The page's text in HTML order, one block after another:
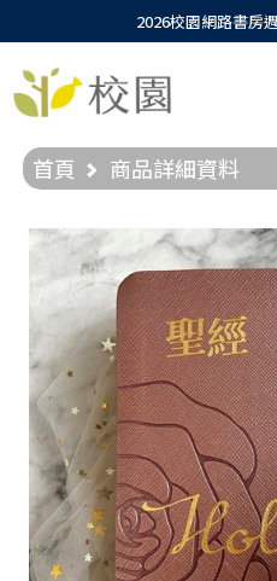
2026校園網路書房
首頁 商品詳細資料